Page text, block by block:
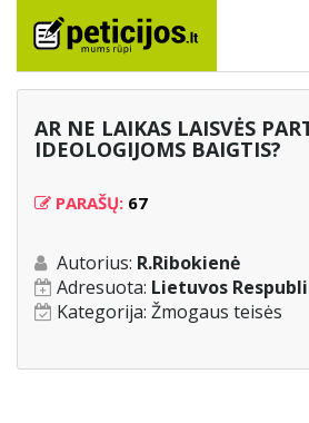
AR NE LAIKAS LAISVĖS
IDEOLOGIJOMS BAIGTIS?
PARAŠŲ: 67
Autorius: R.Ribokienė
Adresuota: Lietuvos
Kategorija: Žmogaus teisės